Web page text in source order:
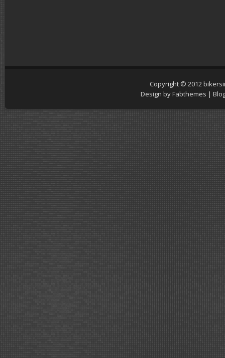
Copyright © 2012
Design byFabthemes |